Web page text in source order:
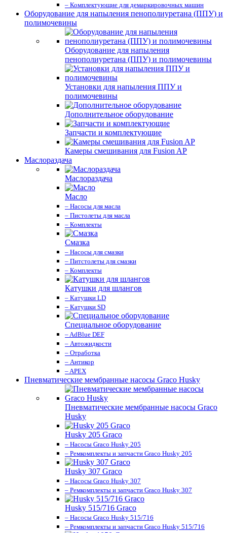
– Комплектующие для демаркировочных машин
Оборудование для напыления пенополиуретана (ППУ) и
полимочевины
Оборудование для напыления
пенополиуретана (ППУ) и полимочевины
Установки для напыления ППУ и
полимочевины
Дополнительное оборудование
Запчасти и комплектующие
Камеры смешивания для Fusion AP
Маслораздача
Маслораздача
Масло
– Насосы для масла
– Пистолеты для масла
– Комплекты
Смазка
– Насосы для смазки
– Питстолеты для смазки
– Комплекты
Катушки для шлангов
– Катушки LD
– Катушки SD
Специальное оборудование
– AdBlue DEF
– Автожидкости
– Отработка
– Антикор
– APEX
Пневматические мембранные насосы Graco Husky
Пневматические мембранные насосы Graco
Husky
Husky 205 Graco
– Насосы Graco Husky 205
– Ремкомплекты и запчасти Graco Husky 205
Husky 307 Graco
– Насосы Graco Husky 307
– Ремкомплекты и запчасти Graco Husky 307
Husky 515/716 Graco
– Насосы Graco Husky 515/716
– Ремкомплекты и запчасти Graco Husky 515/716